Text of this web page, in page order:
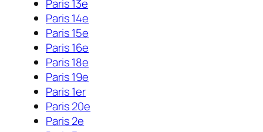
Paris 13e
Paris 14e
Paris 15e
Paris 16e
Paris 18e
Paris 19e
Paris 1er
Paris 20e
Paris 2e